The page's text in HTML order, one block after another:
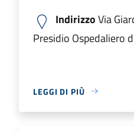
IndirizzoVia
Presidio Ospedaliero
LEGGI DI PIÙ